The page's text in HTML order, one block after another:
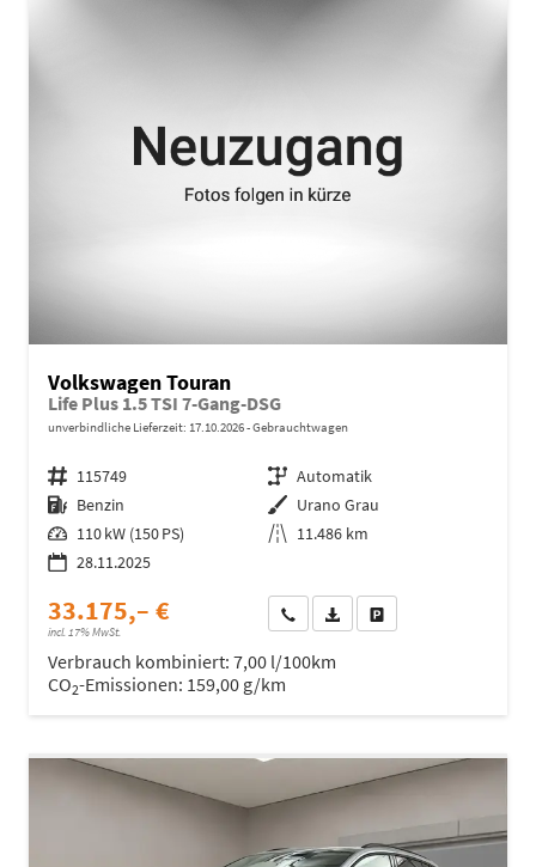
Volkswagen Touran
Life Plus 1.5 TSI 7-Gang-DSG
unverbindliche Lieferzeit: 17.10.2026 Gebrauchtwagen
Fahrzeugnr. 115749 Getriebe Automatik
Kraftstoff Benzin Außenfarbe Urano Grau
Leistung 110 kW (150 PS) Kilometerstand 11.486 km
28.11.2025
33.175,– €
incl. 17% MwSt.
Wir rufen Sie anFahrzeugexposé (PDF)
Verbrauch kombiniert: 7,00 l/100km
CO2-Emissionen: 159,00 g/km